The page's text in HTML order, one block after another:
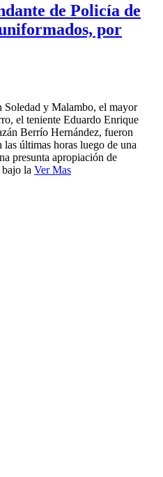
de Policía de
por
Soledad y Malambo, el mayor
el teniente Eduardo Enrique
Berrío Hernández, fueron
las últimas horas luego de una
presunta apropiación de
la Ver Mas